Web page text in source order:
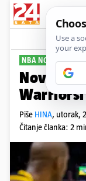
NBA NOĆ
Nova
Piše HINA, utorak,
Čitanje članka: 2